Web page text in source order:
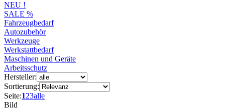
NEU !
SALE %
Fahrzeugbedarf
Autozubehör
Werkzeuge
Werkstattbedarf
Maschinen und Geräte
Arbeitsschutz
Hersteller:
Sortierung:
Seite:123alle
Bild